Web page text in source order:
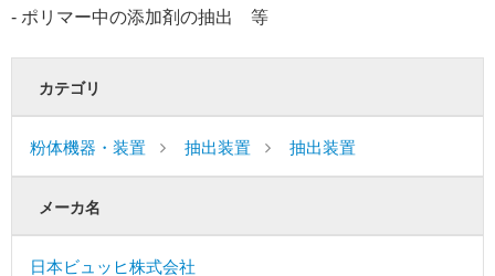
‐ ポリマー中の添加剤の抽出 等
カテゴリ
粉体機器・装置 抽出装置 抽出装置
メーカ名
日本ビュッヒ株式会社